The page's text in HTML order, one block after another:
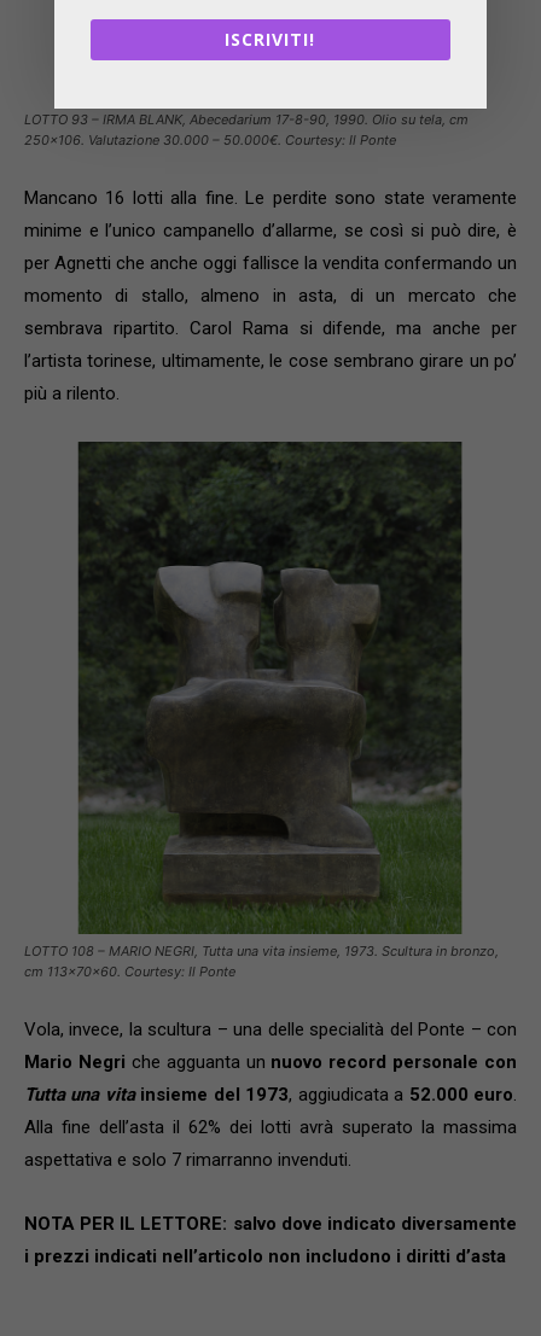
LOTTO 93 – IRMA BLANK, Abecedarium 17-8-90, 1990. Olio su tela, cm
250×106. Valutazione 30.000 – 50.000€. Courtesy: Il Ponte
Mancano 16 lotti alla fine. Le perdite sono state veramente
minime e l’unico campanello d’allarme, se così si può dire, è
per Agnetti che anche oggi fallisce la vendita confermando un
momento di stallo, almeno in asta, di un mercato che
sembrava ripartito. Carol Rama si difende, ma anche per
l’artista torinese, ultimamente, le cose sembrano girare un po’
più a rilento.
LOTTO 108 – MARIO NEGRI, Tutta una vita insieme, 1973. Scultura in bronzo,
cm 113x70x60. Courtesy: Il Ponte
Vola, invece, la scultura – una delle specialità del Ponte – con
Mario Negri che agguanta un nuovo record personale con
Tutta una vitainsieme del 1973, aggiudicata a 52.000 euro
Alla fine dell’asta il 62% dei lotti avrà superato la massima
aspettativa e solo 7 rimarranno invenduti.
NOTA PER IL LETTORE: salvo dove indicato diversamente
i prezzi indicati nell’articolo non includono i diritti d’asta
ISCRIVITI!